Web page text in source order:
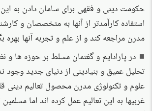
حکومت دینی و فقهی برای سامان دادن به
استفاده کارآمدتر از آنها به متخصصان و
مدرن مراجعه کند و از علم و تجربه آنها بهره
در پارادایم و گفتمان مسلط بر حوزه ها و
تحلیل عمیق و بنیادینی از دنیای جدید وجود
علوم و تکنولوژی مدرن محصول تعالیم دینی
غربیها به این تعالیم عمل کرده اند اما